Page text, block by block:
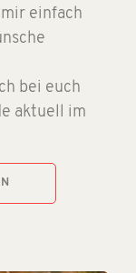
einfach
bei euch
aktuell im